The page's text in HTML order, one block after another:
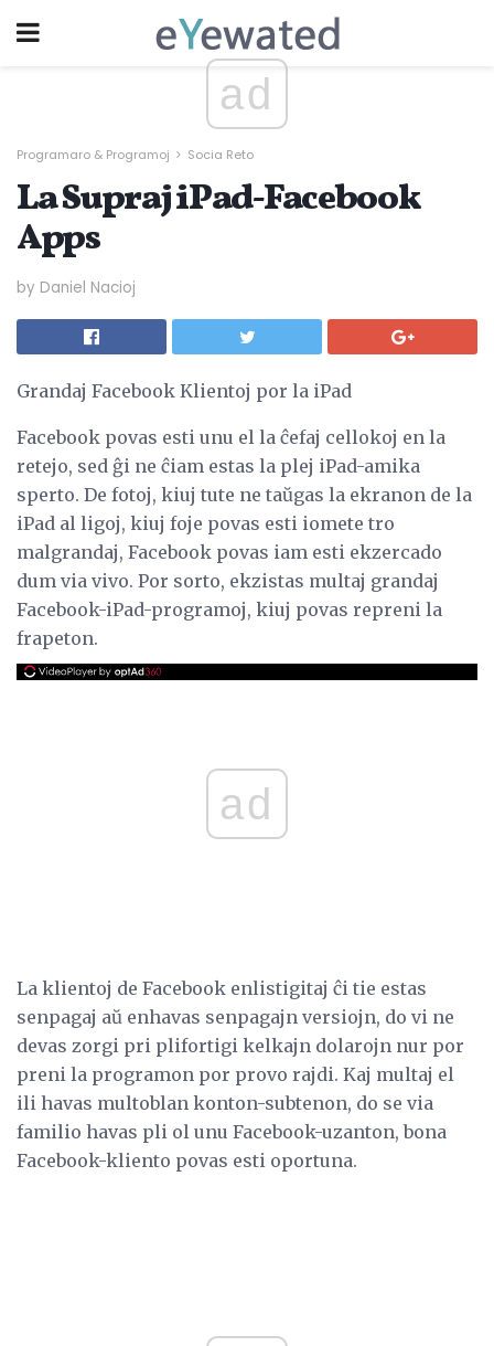
ad
Programaro & Programoj Socia Reto
La Supraj iPad-Facebook
Apps
by Daniel Nacioj
Grandaj Facebook Klientoj por la iPad
Facebook povas esti unu el la ĉefaj cellokoj en la
retejo, sed ĝi ne ĉiam estas la plej iPad-amika
sperto. De fotoj, kiuj tute ne taŭgas la ekranon de la
iPad al ligoj, kiuj foje povas esti iomete tro
malgrandaj, Facebook povas iam esti ekzercado
dum via vivo. Por sorto, ekzistas multaj grandaj
Facebook-iPad-programoj, kiuj povas repreni la
frapeton.
ad
La klientoj de Facebook enlistigitaj ĉi tie estas
senpagaj aŭ enhavas senpagajn versiojn, do vi ne
devas zorgi pri plifortigi kelkajn dolarojn nur por
preni la programon por provo rajdi. Kaj multaj el
ili havas multoblan konton-subtenon, do se via
familio havas pli ol unu Facebook-uzanton, bona
Facebook-kliento povas esti oportuna.